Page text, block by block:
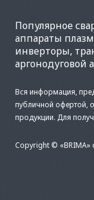
Популярное
аппараты
инверторы,
аргонодуговой
Вся информация,
публичной офертой,
продукции. Для
Copyright © «BRIMA»